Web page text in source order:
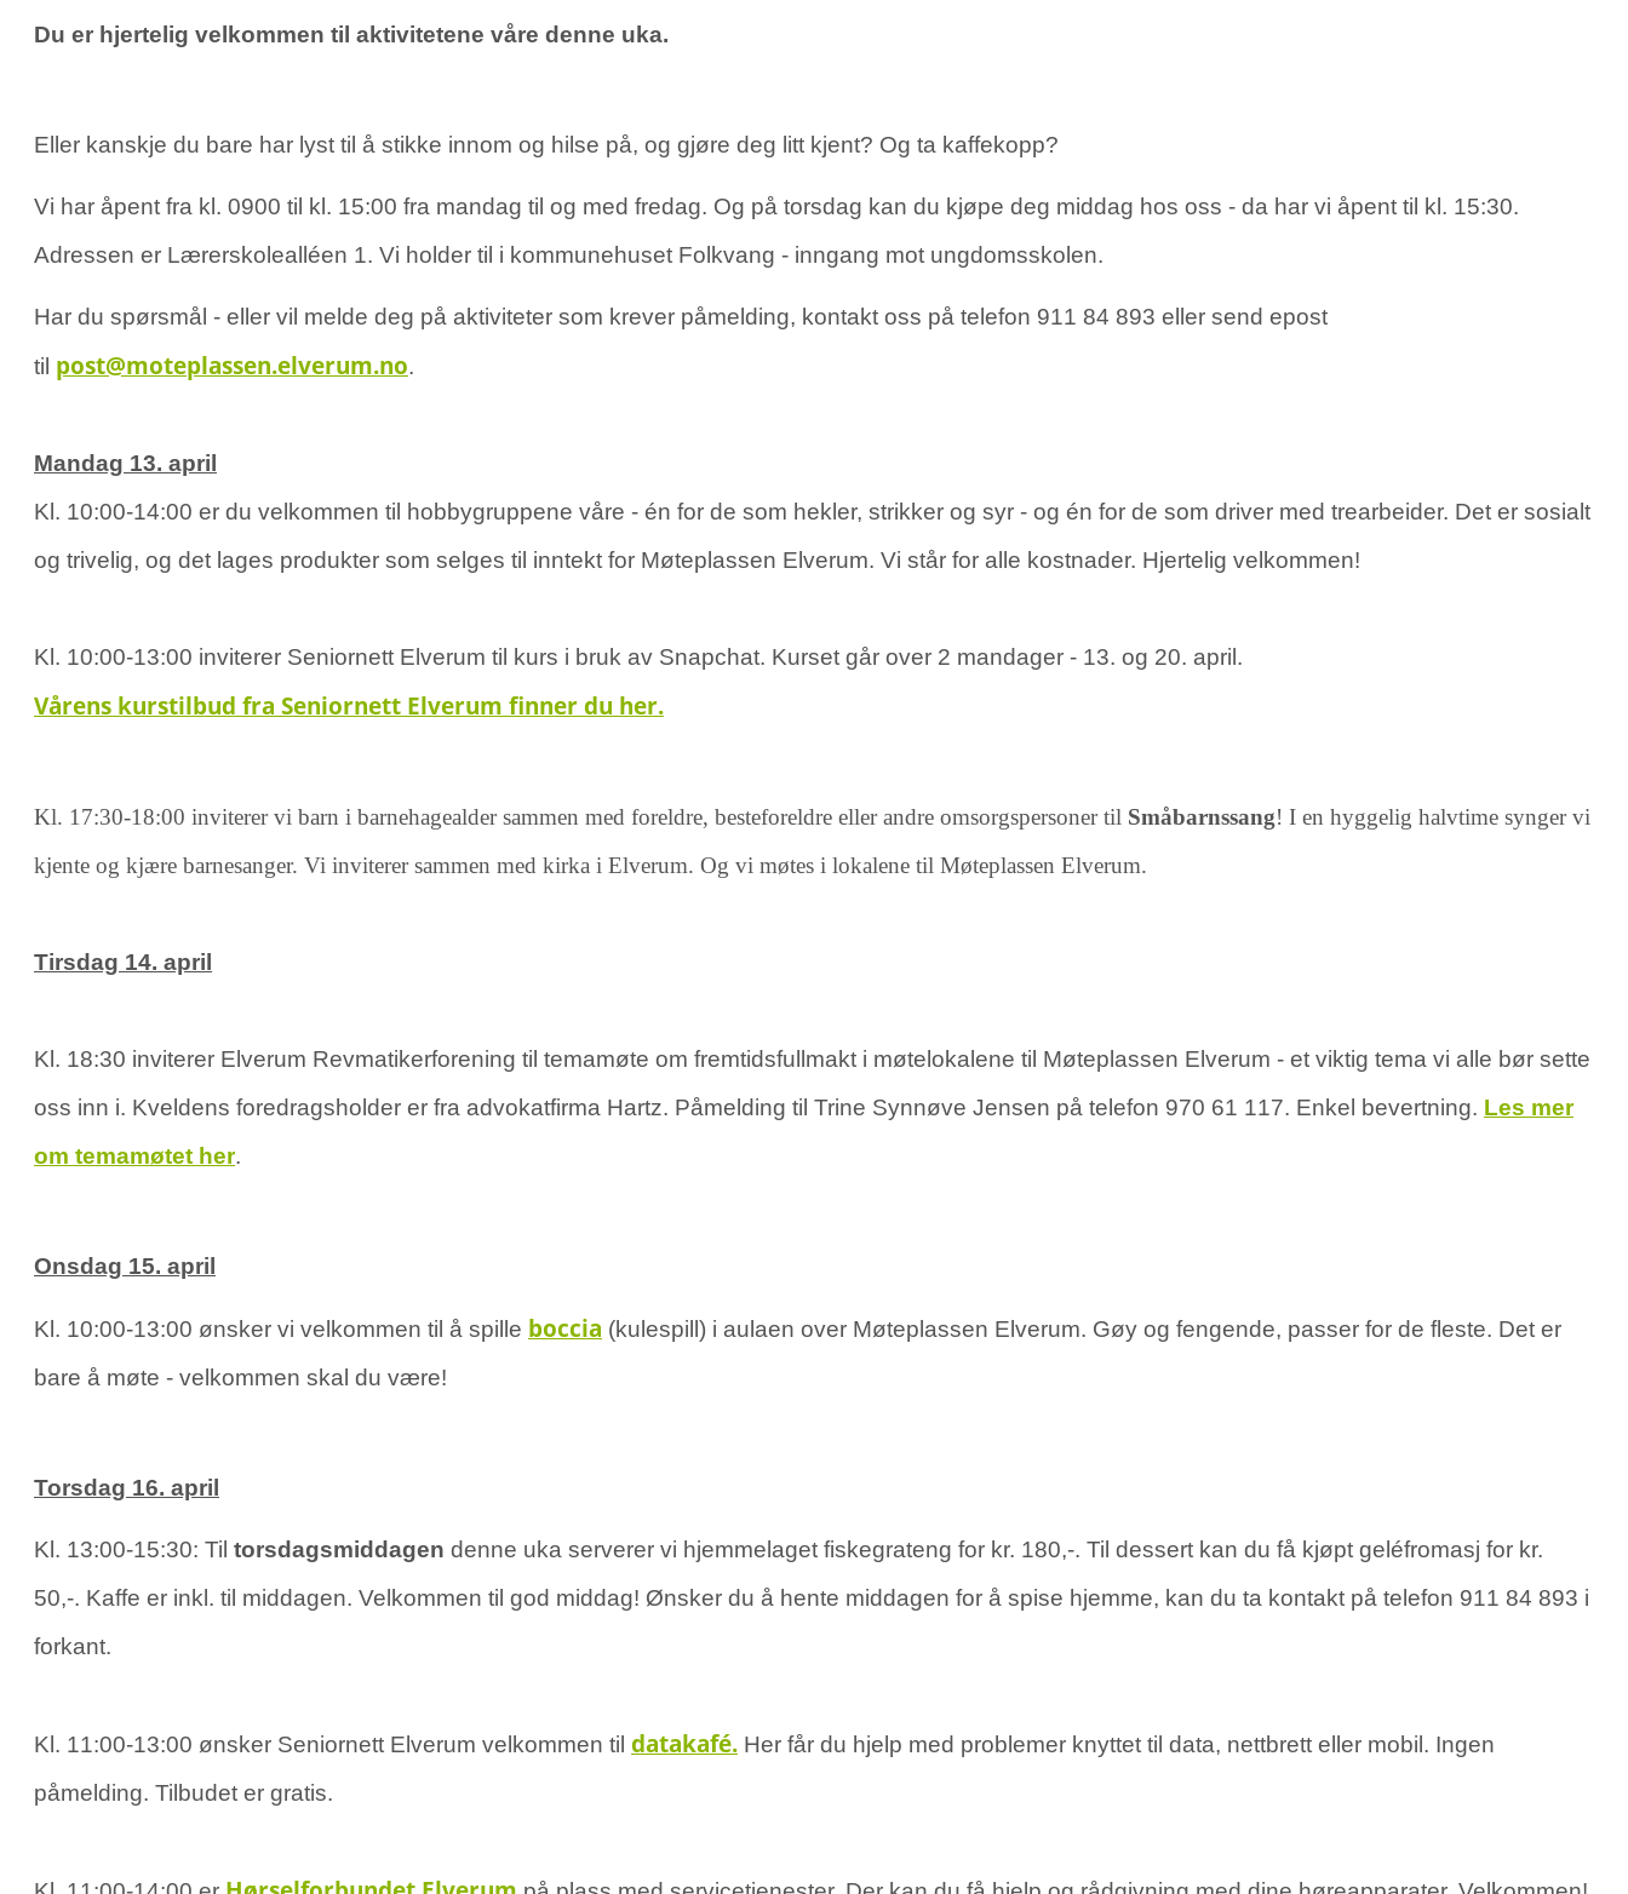
Du er hjertelig velkommen til aktivitetene våre denne uka.
Eller kanskje du bare har lyst til å stikke innom og hilse på, og gjøre deg litt kjent? Og ta kaffekopp?
Vi har åpent fra kl. 0900 til kl. 15:00 fra mandag til og med fredag. Og på torsdag kan du kjøpe deg middag hos oss - da har vi åpent til kl. 15:30.
Adressen er Lærerskolealléen 1. Vi holder til i kommunehuset Folkvang - inngang mot ungdomsskolen.
Har du spørsmål - eller vil melde deg på aktiviteter som krever påmelding, kontakt oss på telefon 911 84 893 eller send epost
til post@moteplassen.elverum.no.
Mandag 13. april
Kl. 10:00-14:00 er du velkommen til hobbygruppene våre - én for de som hekler, strikker og syr - og én for de som driver med trearbeider. Det er sosialt
og trivelig, og det lages produkter som selges til inntekt for Møteplassen Elverum. Vi står for alle kostnader. Hjertelig velkommen!
Kl. 10:00-13:00 inviterer Seniornett Elverum til kurs i bruk av Snapchat. Kurset går over 2 mandager - 13. og 20. april.
Vårens kurstilbud fra Seniornett Elverum finner du her.
Kl. 17:30-18:00 inviterer vi barn i barnehagealder sammen med foreldre, besteforeldre eller andre omsorgspersoner til Småbarnssang! I en hyggelig halvtime synger vi
kjente og kjære barnesanger. Vi inviterer sammen med kirka i Elverum. Og vi møtes i lokalene til Møteplassen Elverum.
Tirsdag 14. april
Kl. 18:30 inviterer Elverum Revmatikerforening til temamøte om fremtidsfullmakt i møtelokalene til Møteplassen Elverum - et viktig tema vi alle bør sette
oss inn i. Kveldens foredragsholder er fra advokatfirma Hartz. Påmelding til Trine Synnøve Jensen på telefon 970 61 117. Enkel bevertning. Les mer
om temamøtet her.
Onsdag 15. april
Kl. 10:00-13:00 ønsker vi velkommen til å spille boccia (kulespill) i aulaen over Møteplassen Elverum. Gøy og fengende, passer for de fleste. Det er
bare å møte - velkommen skal du være!
Torsdag 16. april
Kl. 13:00-15:30: Til torsdagsmiddagen denne uka serverer vi hjemmelaget fiskegrateng for kr. 180,-. Til dessert kan du få kjøpt geléfromasj for kr.
50,-. Kaffe er inkl. til middagen. Velkommen til god middag! Ønsker du å hente middagen for å spise hjemme, kan du ta kontakt på telefon 911 84 893 i
forkant.
Kl. 11:00-13:00 ønsker Seniornett Elverum velkommen til datakafé. Her får du hjelp med problemer knyttet til data, nettbrett eller mobil. Ingen
påmelding. Tilbudet er gratis.